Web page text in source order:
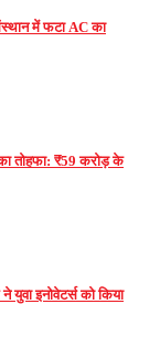
में फटा AC का
तोहफा: ₹59 करोड़ के
युवा इनोवेटर्स को किया